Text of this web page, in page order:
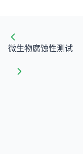
微生物腐蚀性测试